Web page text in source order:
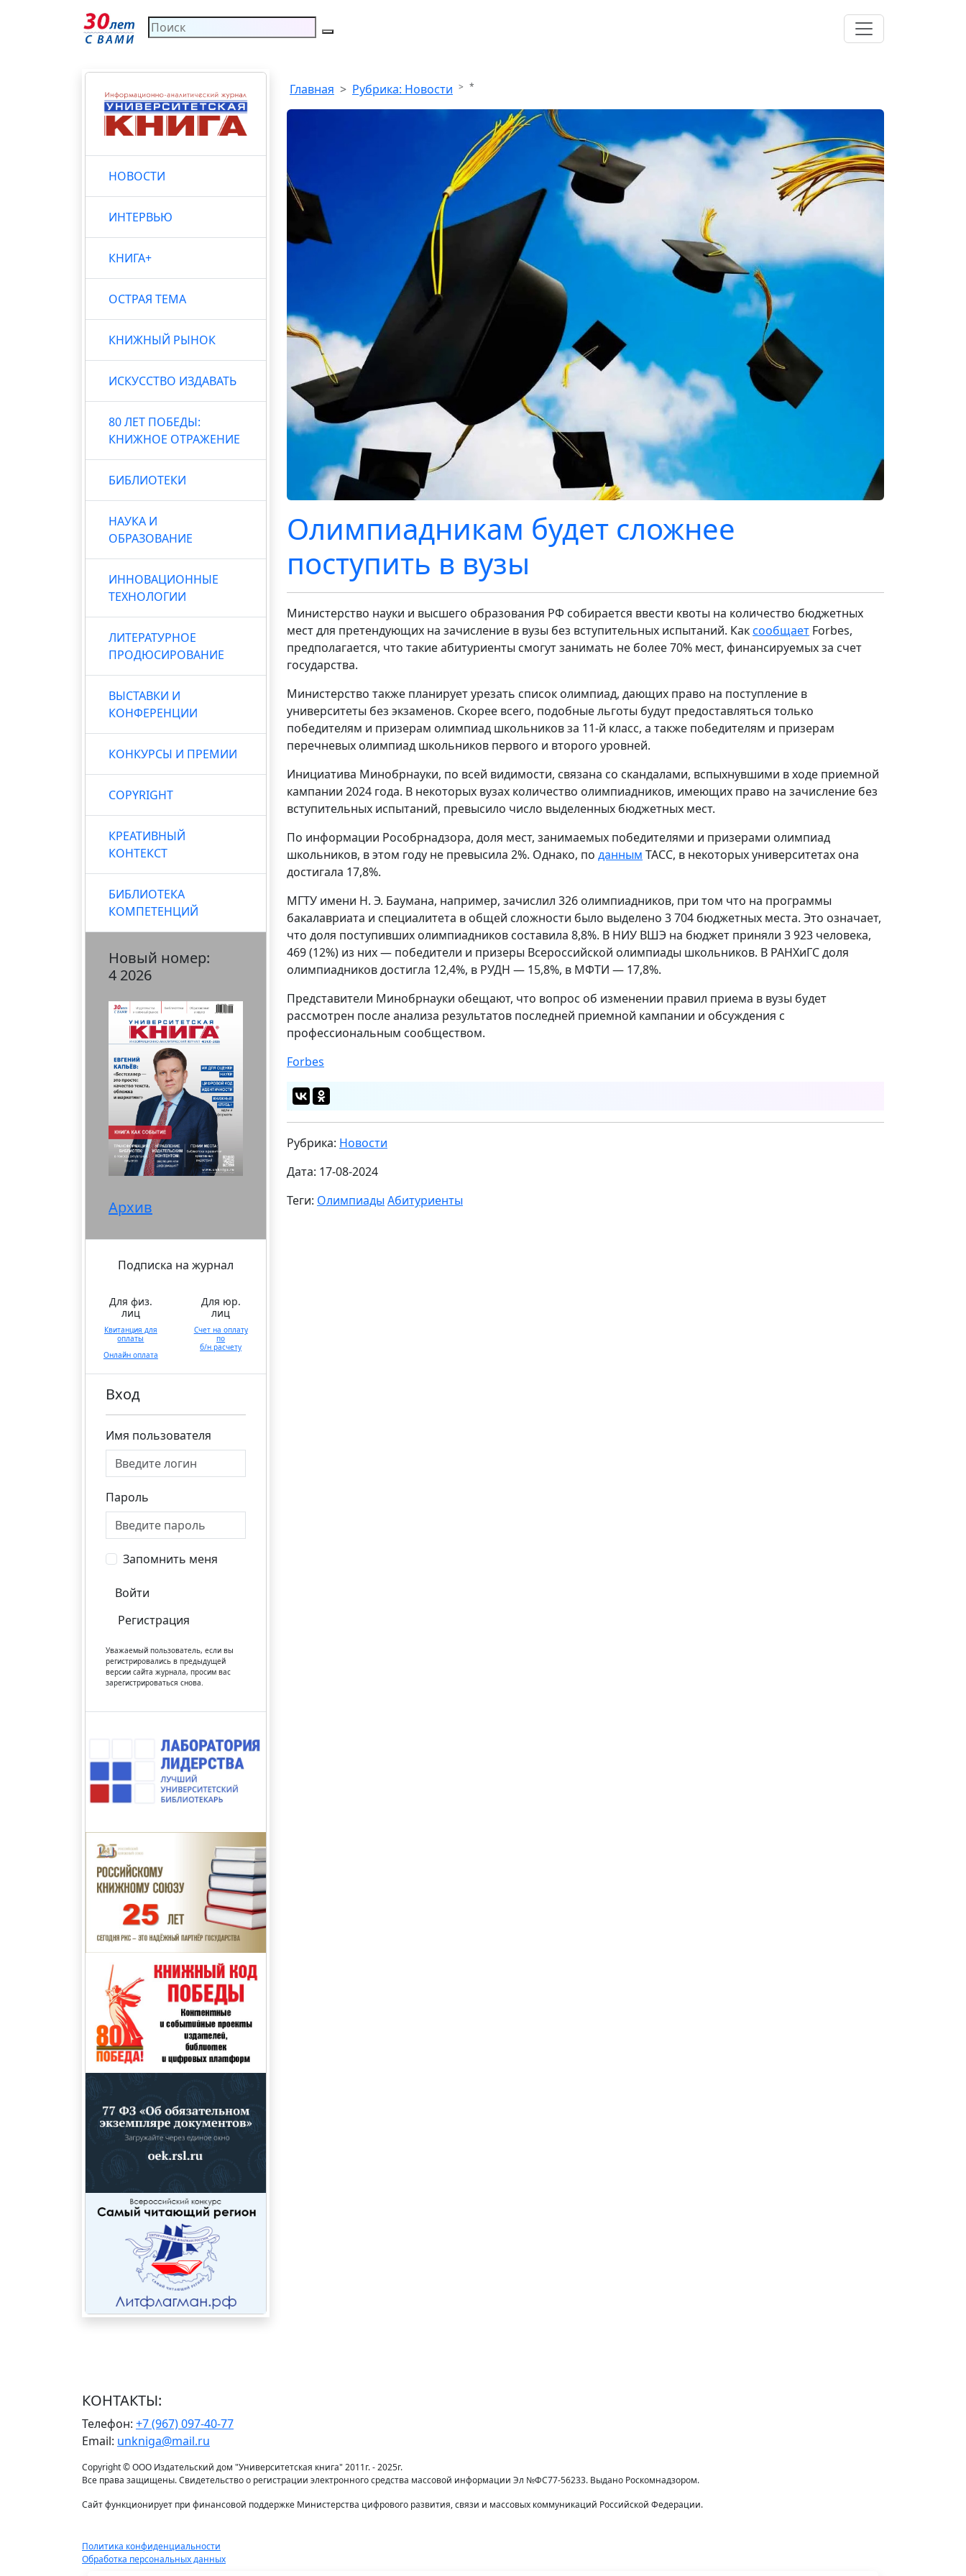
НОВОСТИ
ИНТЕРВЬЮ
КНИГА+
ОСТРАЯ ТЕМА
КНИЖНЫЙ РЫНОК
ИСКУССТВО ИЗДАВАТЬ
80 ЛЕТ ПОБЕДЫ:
КНИЖНОЕ ОТРАЖЕНИЕ
БИБЛИОТЕКИ
НАУКА И
ОБРАЗОВАНИЕ
ИННОВАЦИОННЫЕ
ТЕХНОЛОГИИ
ЛИТЕРАТУРНОЕ
ПРОДЮСИРОВАНИЕ
ВЫСТАВКИ И
КОНФЕРЕНЦИИ
КОНКУРСЫ И ПРЕМИИ
COPYRIGHT
КРЕАТИВНЫЙ
КОНТЕКСТ
БИБЛИОТЕКА
КОМПЕТЕНЦИЙ
Новый номер:
4 2026
Архив
Подписка на журнал
Для физ.
лиц
Квитанция для
оплаты
Онлайн оплата
Для юр.
лиц
Счет на оплату
по
б/н расчету
Вход
Имя пользователя
Пароль
Запомнить меня
Войти
Регистрация
Уважаемый пользователь, если вы
регистрировались в предыдущей
версии сайта журнала, просим вас
зарегистрироваться снова.
Главная Рубрика: Новости *
Олимпиадникам будет сложнее
поступить в вузы
Министерство науки и высшего образования РФ собирается ввести квоты на количество бюджетных
мест для претендующих на зачисление в вузы без вступительных испытаний. Каксообщает Forbes,
предполагается, что такие абитуриенты смогут занимать не более 70% мест, финансируемых за счет
государства.
Министерство также планирует урезать список олимпиад, дающих право на поступление в
университеты без экзаменов. Скорее всего, подобные льготы будут предоставляться только
победителям и призерам олимпиад школьников за 11-й класс, а также победителям и призерам
перечневых олимпиад школьников первого и второго уровней.
Инициатива Минобрнауки, по всей видимости, связана со скандалами, вспыхнувшими в ходе приемной
кампании 2024 года. В некоторых вузах количество олимпиадников, имеющих право на зачисление без
вступительных испытаний, превысило число выделенных бюджетных мест.
По информации Рособрнадзора, доля мест, занимаемых победителями и призерами олимпиад
школьников, в этом году не превысила 2%. Однако, по данным ТАСС, в некоторых университетах она
достигала 17,8%.
МГТУ имени Н. Э. Баумана, например, зачислил 326 олимпиадников, при том что на программы
бакалавриата и специалитета в общей сложности было выделено 3 704 бюджетных места. Это означает,
что доля поступивших олимпиадников составила 8,8%. В НИУ ВШЭ на бюджет приняли 3 923 человека,
469 (12%) из них — победители и призеры Всероссийской олимпиады школьников. В РАНХиГС доля
олимпиадников достигла 12,4%, в РУДН — 15,8%, в МФТИ — 17,8%.
Представители Минобрнауки обещают, что вопрос об изменении правил приема в вузы будет
рассмотрен после анализа результатов последней приемной кампании и обсуждения с
профессиональным сообществом.
Forbes
Рубрика: Новости
Дата: 17-08-2024
Теги: Олимпиады Абитуриенты
КОНТАКТЫ:
Телефон: +7 (967) 097-40-77
Email: unkniga@mail.ru
Copyright © ООО Издательский дом "Университетская книга" 2011г. - 2025г.
Все права защищены. Свидетельство о регистрации электронного средства массовой информации Эл №ФС77-56233. Выдано Роскомнадзором.
Сайт функционирует при финансовой поддержке Министерства цифрового развития, связи и массовых коммуникаций Российской Федерации.
Политика конфиденциальности
Обработка персональных данных